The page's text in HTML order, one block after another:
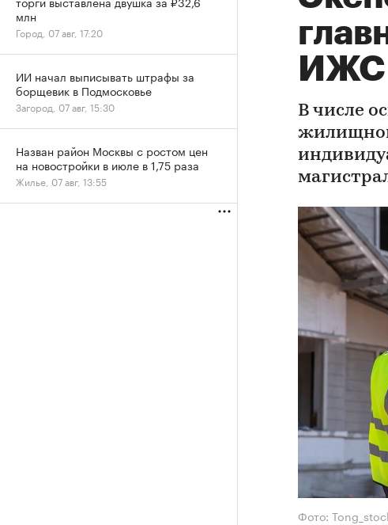
ИЖС
В числе
Фото:
млн
Город, 07 авг, 17:20
ИИ начал выписывать штрафы за
борщевик в Подмосковье
Загород, 07 авг, 15:30
Назван район Москвы с ростом цен
на новостройки в июле в 1,75 раза
Жилье, 07 авг, 13:55